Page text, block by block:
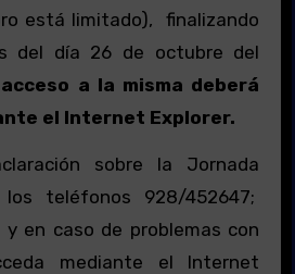
está limitado), finalizando
del día 26 de octubre del
a la misma deberá
el Internet Explorer.
sobre la Jornada
teléfonos 928/452647;
y en caso de problemas con
mediante el Internet